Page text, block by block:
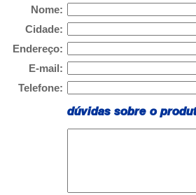
Nome:
Cidade:
Endereço:
E-mail:
Telefone:
dúvidas sobre o